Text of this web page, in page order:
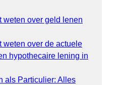
weten over geld lenen
weten over de actuele
hypothecaire lening in
als Particulier: Alles